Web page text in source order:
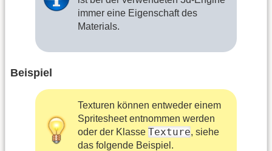
immer eine Eigenschaft des
Materials.
Beispiel
Texturen können entweder einem
Spritesheet entnommen werden
oder der KlasseTexture, siehe
das folgende Beispiel.